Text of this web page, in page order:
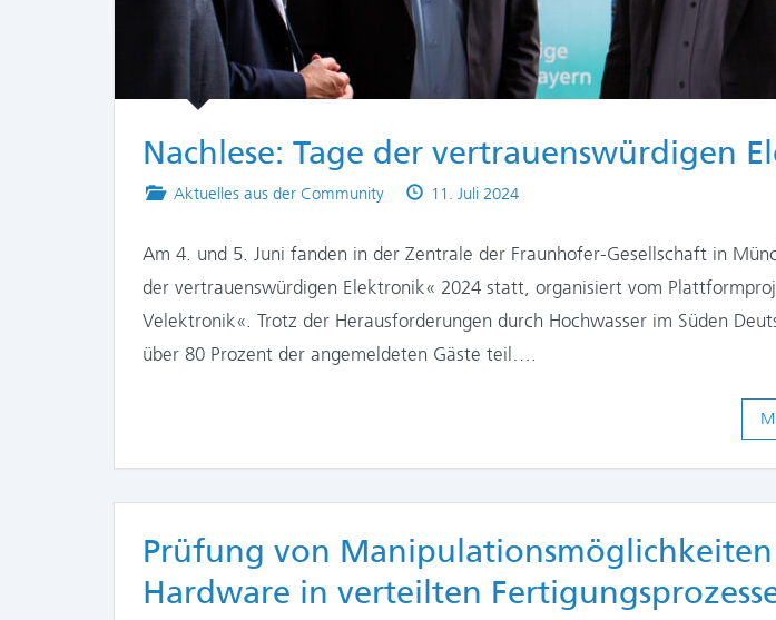
Nachlese: Tage der vertrauenswürdigen
Posted
Aktuelles aus der Community
Published
11. Juli 2024
Am 4. und 5. Juni fanden in der Zentrale der Fraunhofer-Gesellschaft in
der vertrauenswürdigen Elektronik« 2024 statt, organisiert vom
Velektronik«. Trotz der Herausforderungen durch Hochwasser im Süden
über 80 Prozent der angemeldeten Gäste teil….
Prüfung von
Hardware in verteilten